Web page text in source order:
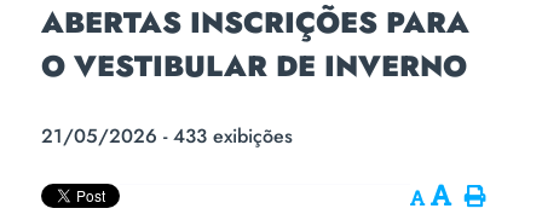
ABERTAS INSCRIÇÕES PARA
O VESTIBULAR DE INVERNO
21/05/2026 - 433 exibições